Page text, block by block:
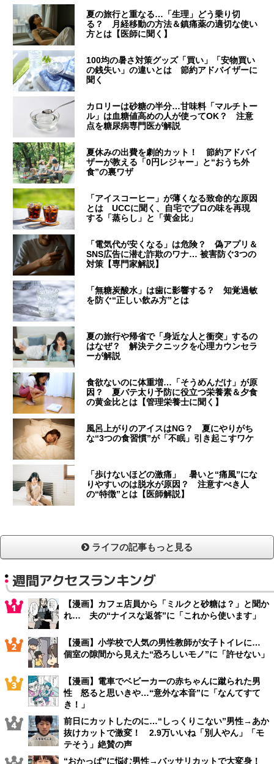
夏の旅行と重なる…「生理」どう乗り切
る？ 月経移動の方法＆鎮痛薬の適切な使い
方とは【医師に聞く】
100均の暑さ対策グッズ「買い」「安物買い
の銭失い」の違いとは 節約アドバイザーに
聞く
カロリーは砂糖の半分…甘味料「マルチトー
ル」は血糖値高めの人が使ってOK？ 注意
点を糖尿病専門医が解説
夏休みの出費を劇的カット！ 節約アドバイ
ザーが教える「0円レジャー」と“おうち外
食”の裏ワザ
「アイスコーヒー」が薄くなる致命的な原因
とは UCCに聞く、自宅でプロの味を再現
する「蒸らし」と「黄金比」
「電気代が安くなる」は危険？ 偽アプリ＆
SNS広告に潜む詐欺のワナ… 被害防ぐ3つの
対策【専門家解説】
「無糖炭酸水」は歯に影響する？ 知覚過敏
を防ぐ“正しい飲み方”とは
夏の旅行や帰省で「身近な人と衝突」するの
はなぜ？ 解決テクニックを心理カウンセラ
ーが解説
食欲ないのに体重増…「そうめんだけ」が原
因？ 夏バテ太り予防に役立つ栄養素＆夕食
の黄金比とは【管理栄養士に聞く】
風呂上がりのアイスはNG？ 夏にやりがち
な“3つの食習慣”が「不眠」引き起こすワケ
「歩けないほどの激痛」 暑いと“痛風”にな
りやすいのは脱水が原因？ 注意すべき人
の“特徴”とは【医師解説】
ライフの記事もっと見る
週間アクセスランキング
【漫画】カフェ店員から「ミルクと砂糖は？」と聞か
れ… 夫の“ナイスな返答”に「これから使います」
【漫画】小学校で人気の男性教師が女子トイレに…
個室の隙間から見えた“恐ろしいモノ”に「許せない」
【漫画】電車でベビーカーの赤ちゃんに蹴られた男
性 怒ると思いきや…“意外な本音”に「なんてすて
き！」
前日にカットしたのに…“しっくりこない”男性→あか
抜けカットで激変！ 2.9万いいね「別人やん」「モ
テそう」絶賛の声
“おかっぱ”に悩む男性→バッサリカットで大変身！